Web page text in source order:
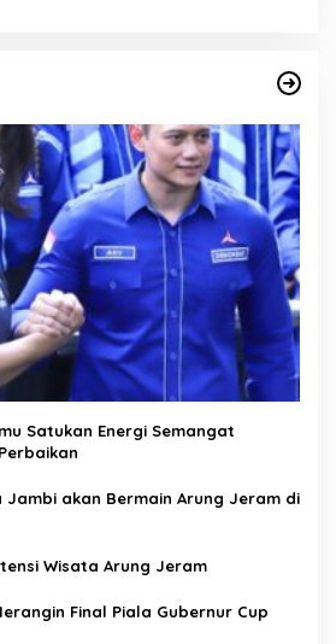
Satukan Energi Semangat
akan Bermain Arung Jeram di
Wisata Arung Jeram
Final Piala Gubernur Cup